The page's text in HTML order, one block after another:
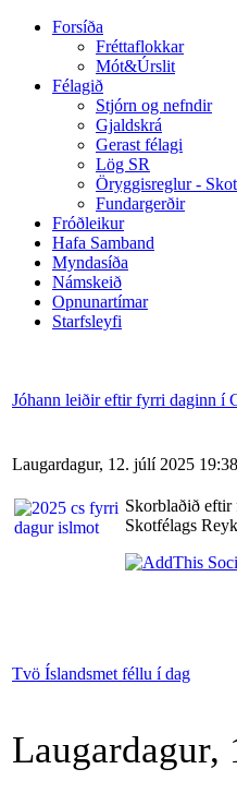
Forsíða
Fréttaflokkar
Mót&Úrslit
Félagið
Stjórn og nefndir
Gjaldskrá
Gerast félagi
Lög SR
Öryggisreglur -
Fundargerðir
Fróðleikur
Hafa Samband
Myndasíða
Námskeið
Opnunartímar
Starfsleyfi
Jóhann leiðir eftir fyrri daginn í
Laugardagur, 12. júlí 2025 19:38
Skorblaðið eftir
Skotfélags
Tvö Íslandsmet féllu í dag